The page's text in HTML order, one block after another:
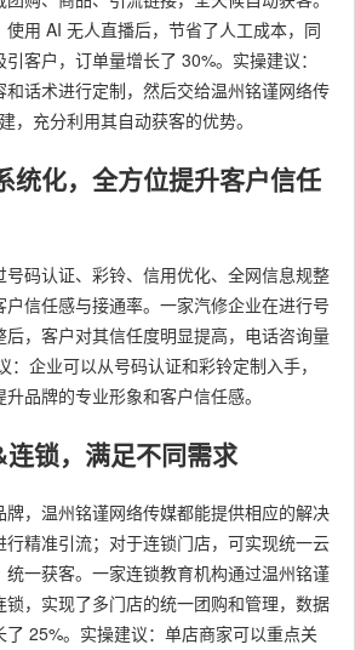
用 AI 无人直播后，节省了人工成本，同
客户，订单量增长了 30%。实操建议：
话术进行定制，然后交给温州铭谨网络传
，充分利用其自动获客的优势。
统化，全方位提升客户信任
码认证、彩铃、信用优化、全网信息规整
信任感与接通率。一家汽修企业在进行号
，客户对其信任度明显提高，电话咨询量
：企业可以从号码认证和彩铃定制入手，
品牌的专业形象和客户信任感。
锁，满足不同需求
，温州铭谨网络传媒都能提供相应的解决
行精准引流；对于连锁门店，可实现统一云
一获客。一家连锁教育机构通过温州铭谨
锁，实现了多门店的统一团购和管理，数据
了 25%。实操建议：单店商家可以重点关